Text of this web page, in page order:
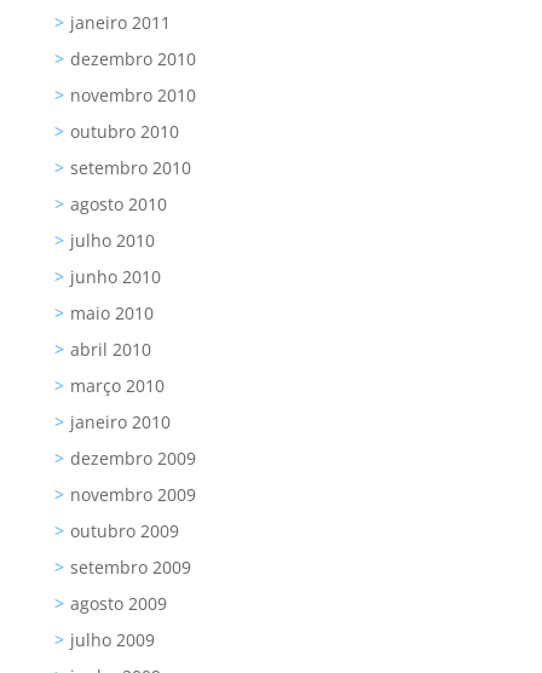
janeiro 2011
dezembro 2010
novembro 2010
outubro 2010
setembro 2010
agosto 2010
julho 2010
junho 2010
maio 2010
abril 2010
março 2010
janeiro 2010
dezembro 2009
novembro 2009
outubro 2009
setembro 2009
agosto 2009
julho 2009